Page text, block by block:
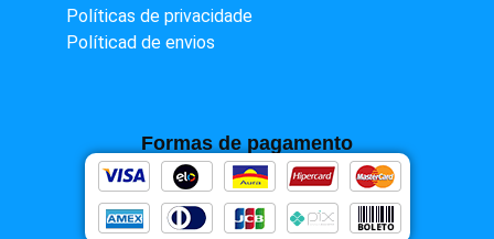
Políticas de privacidade
Políticad de envios
Formas de pagamento